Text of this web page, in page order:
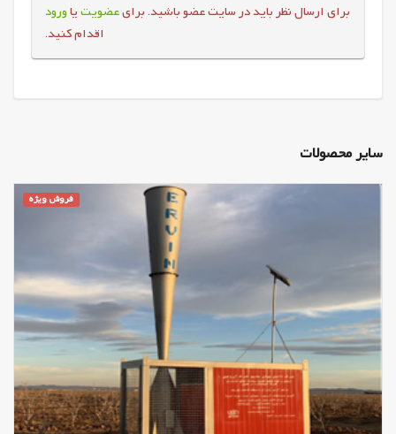
برای ارسال نظر باید در سایت عضو باشید. برایعضویتیاورود
اقدام کنید.
سایر محصولات
فروش ویژه